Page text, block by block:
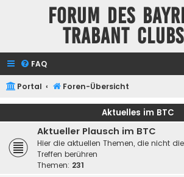
Forum des
Trabant
FAQ
Portal Foren-Übersicht
Aktuelles im BTC
Aktueller Plausch im BTC
Hier die aktuellen Themen, die nicht
Treffen berühren
Themen: 231